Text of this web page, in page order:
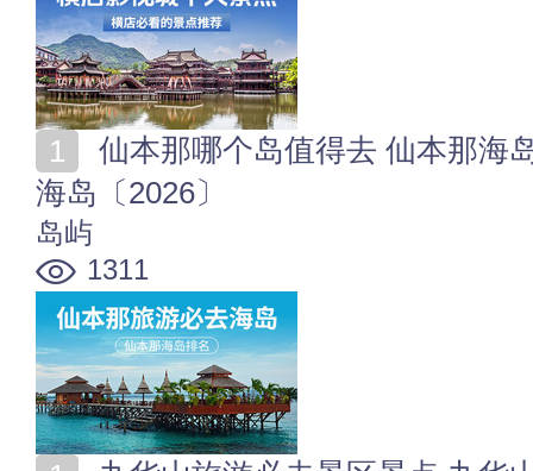
海岛〔2026〕
岛屿
1311